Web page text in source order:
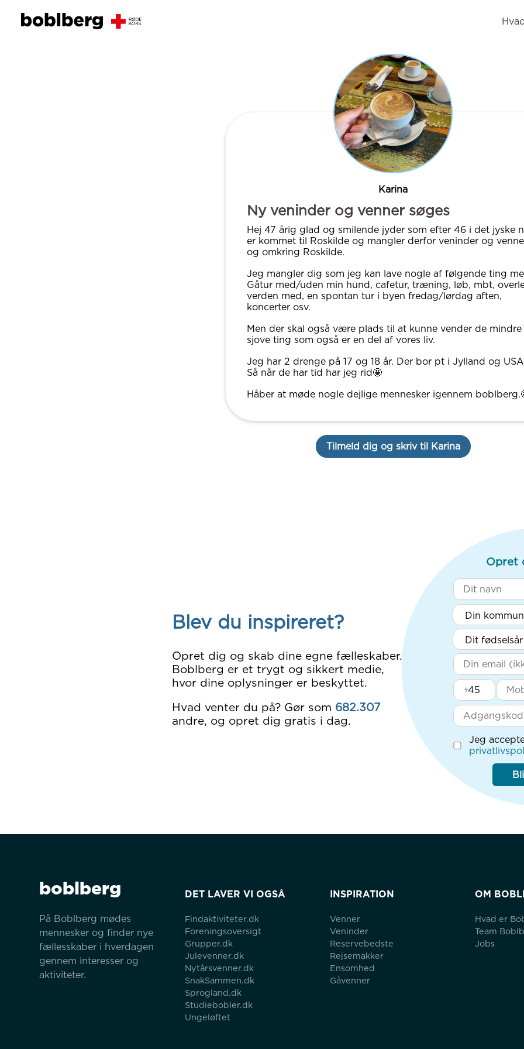
Karina
Ny veninder og venner søges
Hej 47 årig glad og smilende jyder som efter 46 i det jyske
er kommet til Roskilde og mangler derfor veninder og
og omkring Roskilde.
Jeg mangler dig som jeg kan lave nogle af følgende ting
Gåtur med/uden min hund, cafetur, træning, løb, mbt,
verden med, en spontan tur i byen fredag/lørdag aften,
koncerter osv.
Men der skal også være plads til at kunne vender de mindre
sjove ting som også er en del af vores liv.
Jeg har 2 drenge på 17 og 18 år. Der bor pt i Jylland og
Så når de har tid har jeg rid🤩
Håber at møde nogle dejlige mennesker igennem
Tilmeld dig og skriv til Karina
Blev du inspireret?
Opret dig og skab dine egne fælleskaber.
Boblberg er et trygt og sikkert medie,
hvor dine oplysninger er beskyttet.
Hvad venter du på? Gør som 682.307
andre, og opret dig gratis i dag.
Opret
+
Jeg
boblberg
På Boblberg mødes
mennesker og finder nye
fællesskaber i hverdagen
gennem interesser og
aktiviteter.
DET LAVER VI OGSÅ
Findaktiviteter.dk
Foreningsoversigt
Grupper.dk
Julevenner.dk
Nytårsvenner.dk
SnakSammen.dk
Sprogland.dk
Studiebobler.dk
Ungeløftet
INSPIRATION
Venner
Veninder
Reservebedste
Rejsemakker
Ensomhed
Gåvenner
OM
Hvad er
Team
Jobs